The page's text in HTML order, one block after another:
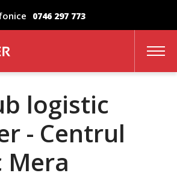
0746 297 773
logistic
- Centrul
Mera